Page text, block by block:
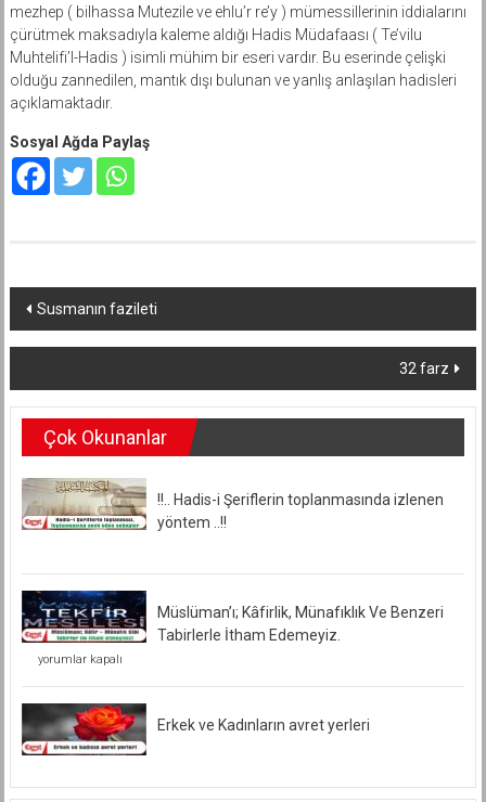
mezhep ( bilhassa Mutezile ve ehlu’r re’y ) mümessillerinin iddialarını
çürütmek maksadıyla kaleme aldığı Hadis Müdafaası ( Te’vilu
Muhtelifi’l-Hadis ) isimli mühim bir eseri vardır. Bu eserinde çelişki
olduğu zannedilen, mantık dışı bulunan ve yanlış anlaşılan hadisleri
açıklamaktadır.
Sosyal Ağda Paylaş
Yazı
dolaşımı
Susmanın fazileti
32 farz
Çok Okunanlar
!!.. Hadis-i Şeriflerin toplanmasında izlenen
yöntem ..!!
Müslüman’ı; Kâfirlik, Münafıklık Ve Benzeri
Tabirlerle İtham Edemeyiz.
Müslüman’ı;
Münafıklık
Ve
Benzeri
Tabirlerle
İtham
yorumlar kapalı
Erkek ve Kadınların avret yerleri